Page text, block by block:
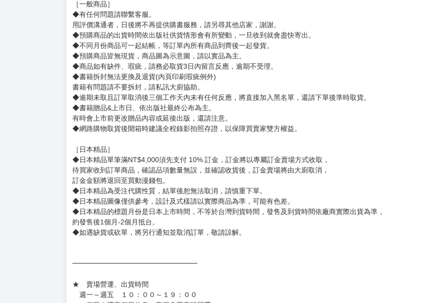
我相信，我的選擇始終沒有錯過。
未來依舊充滿未知，但只要有他在，終將迎來圓滿結局！
韓國KakaoPage人氣破億奇幻羅曼史小說
精彩番外甜蜜展開！
賣場規則
【下標前，請詳閱以下事項，完全同意才請下標，下標後視同完全同意】
［一般商品］
◆有任何問題請聯繫客服。
用評價溝通者，日後將不再提供購書服務，請另尋其他店家，謝謝。
◆不同月份商品可一起結帳，等訂單內所有商品到齊後一起發貨。
◆預購商品皆無現貨，商品圖為示意圖，請以實品為主。
◆商品如有缺件、瑕疵，請務必取貨3日內留言反應，逾期不受理。
◆書籍拆封無法更換及退貨(內頁印刷瑕疵例外)
書籍有問題請不要拆封，請私訊大廚協助。
◆逾期未取且訂單取消後三個工作天內未有任何反應，將直接加入黑名單，還請下單後準時取貨。
◆書籍贈品&上市日、依出版社最終公布為主。
有時會上市前更改贈品內容或延後出版，還請注意。
◆網路購物取貨後開箱時建議全程錄影拍照存證，以保障買賣家雙方權益。
訂金金額將退回至買動漫錢包。
◆日本精品為受注代購性質，結單後恕無法取消，請慎重下單。